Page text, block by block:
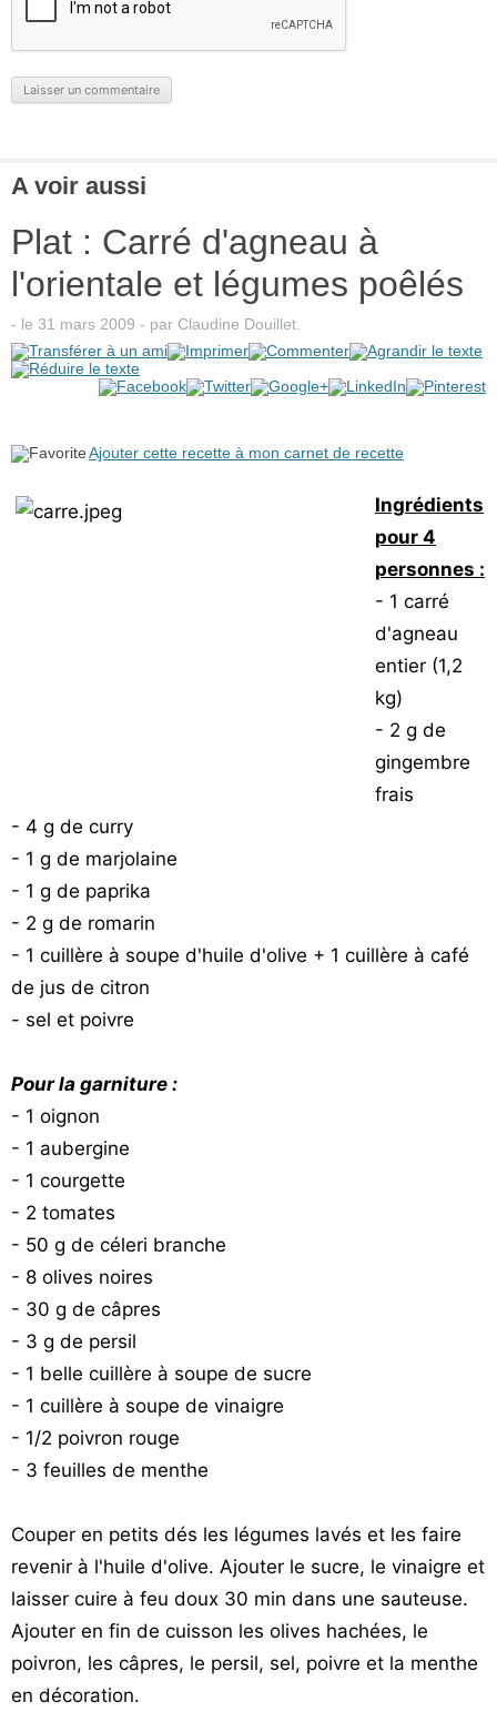
A voir aussi
Plat : Carré d'agneau à
l'orientale et légumes poêlés
- le 31 mars 2009 - par Claudine Douillet
Ajouter cette recette à mon carnet de recette
Ingrédients
pour 4
personnes :
- 1 carré
d'agneau
entier (1,2
kg)
- 2 g de
gingembre
frais
- 4 g de curry
- 1 g de marjolaine
- 1 g de paprika
- 2 g de romarin
- 1 cuillère à soupe d'huile d'olive + 1 cuillère à café
de jus de citron
- sel et poivre
Pour la garniture :
- 1 oignon
- 1 aubergine
- 1 courgette
- 2 tomates
- 50 g de céleri branche
- 8 olives noires
- 30 g de câpres
- 3 g de persil
- 1 belle cuillère à soupe de sucre
- 1 cuillère à soupe de vinaigre
- 1/2 poivron rouge
- 3 feuilles de menthe
Couper en petits dés les légumes lavés et les faire
revenir à l'huile d'olive. Ajouter le sucre, le vinaigre et
laisser cuire à feu doux 30 min dans une sauteuse.
Ajouter en fin de cuisson les olives hachées, le
poivron, les câpres, le persil, sel, poivre et la menthe
en décoration.